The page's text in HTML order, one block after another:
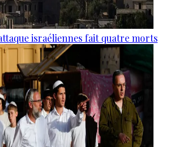
israéliennes fait quatre morts